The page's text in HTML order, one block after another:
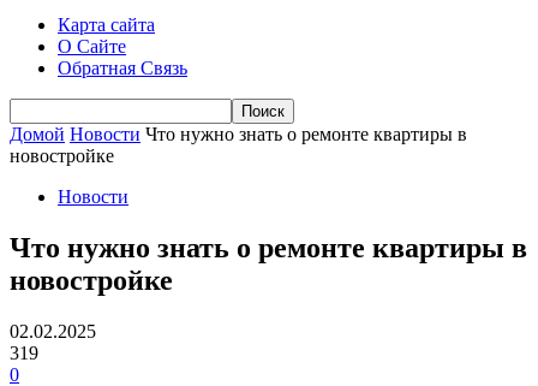
Карта сайта
О Сайте
Обратная Связь
Домой Новости Что нужно знать о ремонте квартиры в
новостройке
Новости
Что нужно знать о ремонте квартиры в
новостройке
02.02.2025
319
0